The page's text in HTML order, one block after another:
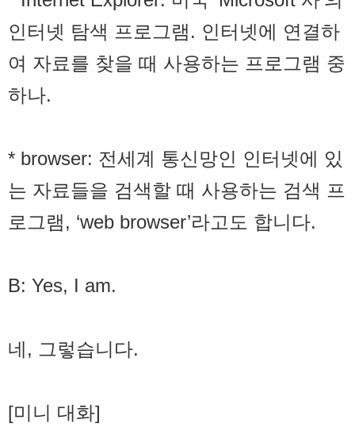
인터넷 탐색 프로그램. 인터넷에 연결하
여 자료를 찾을 때 사용하는 프로그램 중
하나.
* browser: 전세계 통신망인 인터넷에 있
는 자료들을 검색할 때 사용하는 검색 프
로그램, ‘web browser’라고도 합니다.
B: Yes, I am.
네, 그렇습니다.
[미니 대화]